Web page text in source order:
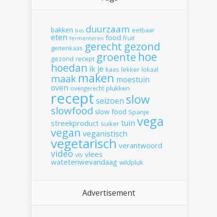
bakken bos duurzaam eetbaar
eten fermenteren food fruit
geitenkaas gerecht gezond
gezond recept groente hoe
hoedan ik je kaas lekker lokaal
maak maken moestuin
oven ovengerecht plukken
recept seizoen slow
slowfood slow food Spanje
streekproduct suiker tuin vega
vegan veganistisch
vegetarisch verantwoord
video vis vlees
watetenwevandaag wildpluk
Advertisement